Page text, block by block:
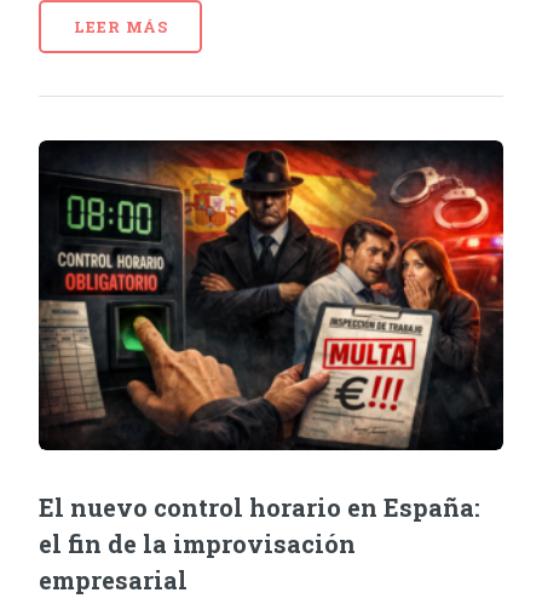
LEER MÁS
El nuevo control horario en España:
el fin de la improvisación
empresarial